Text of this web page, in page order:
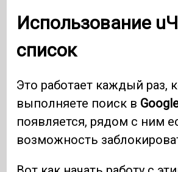
Использование
список
Это работает каждый раз,
выполняете поиск в
появляется, рядом с ним
возможность